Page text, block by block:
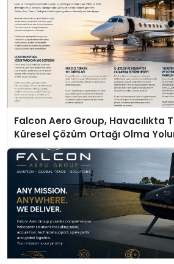
Falcon Aero Group, Havacılıkta
Küresel Çözüm Ortağı Olma